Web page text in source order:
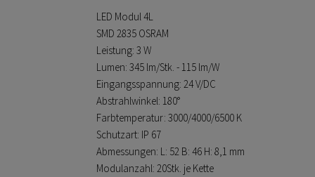
LED Modul 4L
SMD 2835 OSRAM
Leistung: 3 W
Lumen: 345 lm/Stk. - 115 lm/W
Eingangsspannung: 24 V/DC
Abstrahlwinkel: 180°
Farbtemperatur: 3000/4000/6500 K
Schutzart: IP 67
Abmessungen: L: 52 B: 46 H: 8,1 mm
Modulanzahl: 20Stk. je Kette